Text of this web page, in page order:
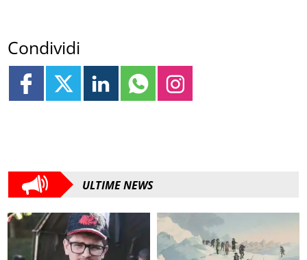
Condividi
ULTIME NEWS